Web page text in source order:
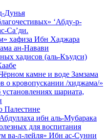
Дунья
‘Абду-р-
Са’ди.
хафиза Ибн Хаджара
ан-Навави
хадисов (аль-Къудси)
камне и воде Замзама
о кровопускании /хиджама/»
шариата,
ибн аль-Мубарака
для воспитания
ва-л-лейля» Ибн ас-Сунни